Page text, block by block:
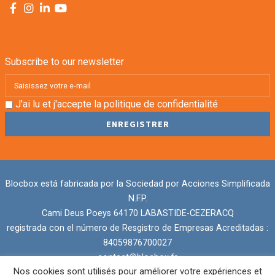
Subscribe to our newsletter
J'ai lu et j'accepte la politique de confidentialité
Blocbox está fabricada por la Sociedad por Acciones Simplificada
N.F.P.
Cami Deus Poeys 64170 LABASTIDE-CEZERACQ
registrada con el número de Resgistro de Empresas Acreditadas :
84059876700027
contact@blocbox.fr
Aviso legal
Nos cookies sont utilisés pour améliorer votre expériences et